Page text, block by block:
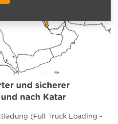
und sicherer
nach Katar
(Full Truck Loading -